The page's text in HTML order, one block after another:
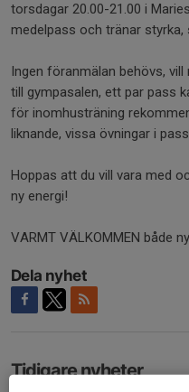
torsdagar 20.00-21.00 i
medelpass och tränar
Ingen föranmälan behövs,
till gympasalen, ett par pass
för inomhusträning
liknande, vissa övningar i
Hoppas att du vill vara med
ny energi!
VARMT VÄLKOMMEN både
Dela nyhet
Tidigare nyheter